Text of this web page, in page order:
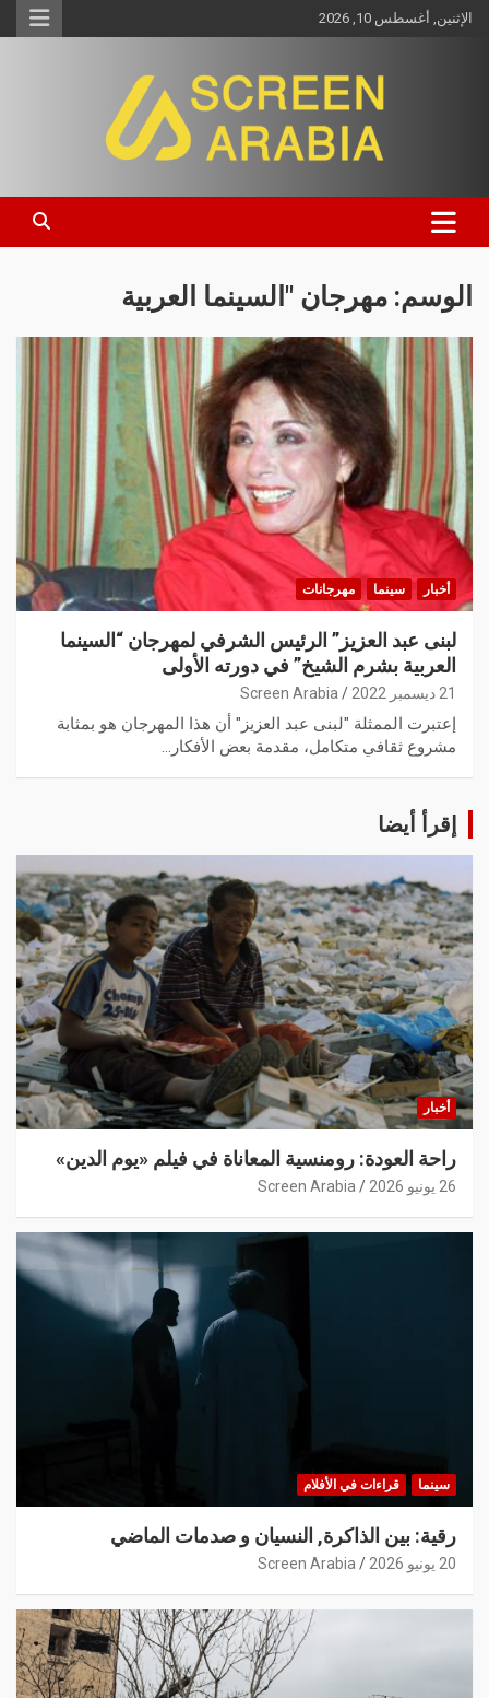
الإثنين, أغسطس 10, 2026
Screen Arabia
الوسم: مهرجان "السينما العربية
أخبار سينما مهرجانات
لبنى عبد العزيز” الرئيس الشرفي لمهرجان “السينما
العربية بشرم الشيخ” في دورته الأولى
21 ديسمبر 2022 Screen Arabia
إعتبرت الممثلة "لبنى عبد العزيز" أن هذا المهرجان هو بمثابة
مشروع ثقافي متكامل، مقدمة بعض الأفكار…
إقرأ أيضا
أخبار
راحة العودة: رومنسية المعاناة في فيلم «يوم الدين»
26 يونيو 2026 Screen Arabia
سينما قراءات في الأفلام
رقية: بين الذاكرة, النسيان و صدمات الماضي
20 يونيو 2026 Screen Arabia